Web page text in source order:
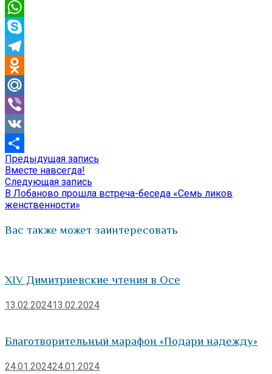
Email
WhatsApp
Skype
Telegram
Odnoklassniki
Mail.Ru
Viber
VK
Отправить
Навигация
по
записям
Предыдущая запись
Вместе навсегда!
Следующая запись
запись:
В Лобаново прошла встреча-беседа «Семь ликов
женственности»
Вас также может заинтересовать
XIV Димитриевские чтения в Осе
13.02.202413.02.2024
Благотворительный марафон «Подари надежду»
24.01.202424.01.2024